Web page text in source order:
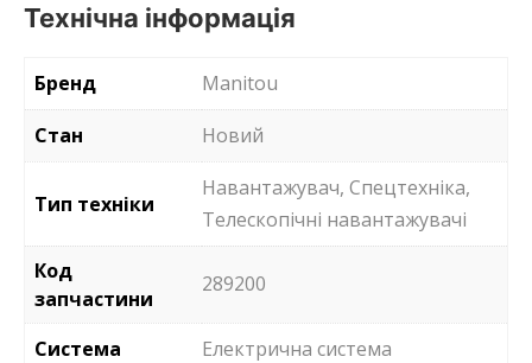
Технічна інформація
Бренд
Manitou
Стан
Новий
Тип техніки
Навантажувач, Спецтехніка,
Телескопічні навантажувачі
Код
запчастини
289200
Система Електрична система